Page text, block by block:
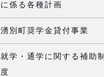
に係る各種計画
湧別町奨学金貸付事業
就学・通学に関する補助制
度